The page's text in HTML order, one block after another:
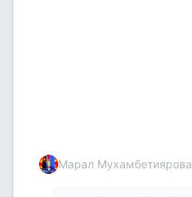
Марал Мухамбетиярова